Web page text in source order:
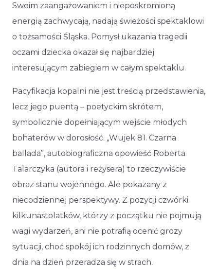
Swoim zaangażowaniem i nieposkromioną
energią zachwycają, nadają świeżości spektaklowi
o tożsamości Śląska. Pomysł ukazania tragedii
oczami dziecka okazał się najbardziej
interesującym zabiegiem w całym spektaklu.
Pacyfikacja kopalni nie jest treścią przedstawienia,
lecz jego puentą – poetyckim skrótem,
symbolicznie dopełniającym wejście młodych
bohaterów w dorosłość. „Wujek 81. Czarna
ballada”, autobiograficzna opowieść Roberta
Talarczyka (autora i reżysera) to rzeczywiście
obraz stanu wojennego. Ale pokazany z
niecodziennej perspektywy. Z pozycji czwórki
kilkunastolatków, którzy z początku nie pojmują
wagi wydarzeń, ani nie potrafią ocenić grozy
sytuacji, choć spokój ich rodzinnych domów, z
dnia na dzień przeradza się w strach.